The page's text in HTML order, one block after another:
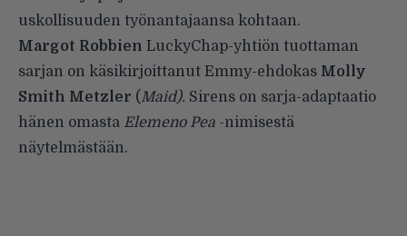
uskollisuuden työnantajaansa kohtaan.
Margot Robbien LuckyChap-yhtiön tuottaman
sarjan on käsikirjoittanut Emmy-ehdokas Molly
Smith Metzler (Maid). Sirens on sarja-adaptaatio
hänen omasta Elemeno Pea -nimisestä
näytelmästään.